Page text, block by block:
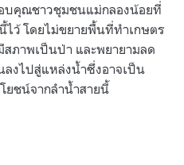
อบคุณชาวชุมชนแม่กลองน้อยที่
ว้ โดยไม่ขยายพื้นที่ทำเกษตร
สภาพเป็นป่า และพยายามลด
ลงไปสู่แหล่งน้ำซึ่งอาจเป็น
ยชน์จากลำน้ำสายนี้